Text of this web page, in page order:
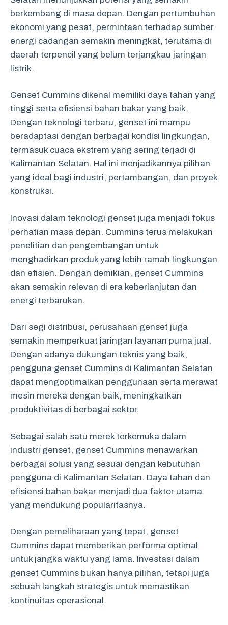
berkembang di masa depan. Dengan pertumbuhan
ekonomi yang pesat, permintaan terhadap sumber
energi cadangan semakin meningkat, terutama di
daerah terpencil yang belum terjangkau jaringan
listrik.
Genset Cummins dikenal memiliki daya tahan yang
tinggi serta efisiensi bahan bakar yang baik.
Dengan teknologi terbaru, genset ini mampu
beradaptasi dengan berbagai kondisi lingkungan,
termasuk cuaca ekstrem yang sering terjadi di
Kalimantan Selatan. Hal ini menjadikannya pilihan
yang ideal bagi industri, pertambangan, dan proyek
konstruksi.
Inovasi dalam teknologi genset juga menjadi fokus
perhatian masa depan. Cummins terus melakukan
penelitian dan pengembangan untuk
menghadirkan produk yang lebih ramah lingkungan
dan efisien. Dengan demikian, genset Cummins
akan semakin relevan di era keberlanjutan dan
energi terbarukan.
Dari segi distribusi, perusahaan genset juga
semakin memperkuat jaringan layanan purna jual.
Dengan adanya dukungan teknis yang baik,
pengguna genset Cummins di Kalimantan Selatan
dapat mengoptimalkan penggunaan serta merawat
mesin mereka dengan baik, meningkatkan
produktivitas di berbagai sektor.
Sebagai salah satu merek terkemuka dalam
industri genset, genset Cummins menawarkan
berbagai solusi yang sesuai dengan kebutuhan
pengguna di Kalimantan Selatan. Daya tahan dan
efisiensi bahan bakar menjadi dua faktor utama
yang mendukung popularitasnya.
Dengan pemeliharaan yang tepat, genset
Cummins dapat memberikan performa optimal
untuk jangka waktu yang lama. Investasi dalam
genset Cummins bukan hanya pilihan, tetapi juga
sebuah langkah strategis untuk memastikan
kontinuitas operasional.